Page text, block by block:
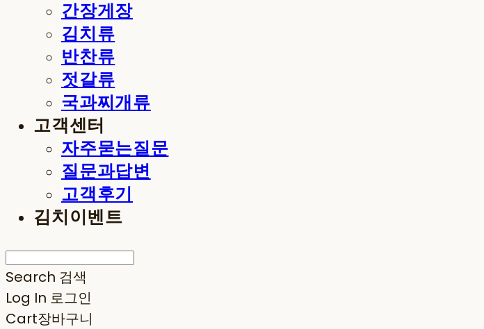
간장게장
김치류
반찬류
젓갈류
국과찌개류
고객센터
자주묻는질문
질문과답변
고객후기
김치이벤트
Search 검색
Log In 로그인
Cart장바구니